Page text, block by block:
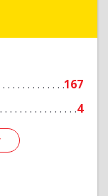
167
4
г, Сиротина